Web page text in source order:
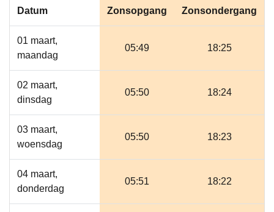
Datum Zonsopgang Zonsondergang
01 maart,
maandag
05:49 18:25
02 maart,
dinsdag
05:50 18:24
03 maart,
woensdag
05:50 18:23
04 maart,
donderdag
05:51 18:22